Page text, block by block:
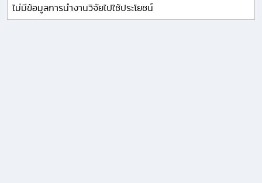
ไม่มีข้อมูลการนำงานวิจัยไปใช้ประโยชน์